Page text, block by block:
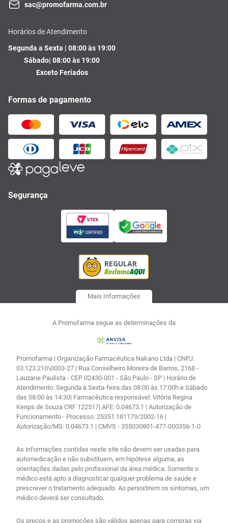
sac@promofarma.com.br
Horários de Atendimento
Segunda a Sexta | 08:00 às 19:00
Sábado| 08:00 às 19:00
Exceto Feriados
Formas de pagamento
Segurança
Mais Informações
A Promofarma segue as determinações da
Promofarma | Organização Farmacêutica Nakano Ltda | CNPJ:
03.123.210\0003-27 | Rua Conselheiro Moreira de Barros, 2168 -
Lauzane Paulista - CEP 02430-001 - São Paulo - SP | Horário de
Atendimento: Segunda à Sexta-feira das 08:00 às 17:00h e Sábado
das 08:00 às 14:30| Farmacêutica responsável: Vitória Regina
Kenps de Souza CRF 122517| AFE: 0.04673.1 | Autorização de
Funcionamento - Processo: 25351.181179/2002-16 |
Autorização/MS: 0.04673.1 | CMVS - 355030801-477-000356-1-0
As informações contidas neste site não devem ser usadas para
automedicação e não substituem, em hipótese alguma, as
orientações dadas pelo profissional da área médica. Somente o
médico está apto a diagnosticar qualquer problema de saúde e
prescrever o tratamento adequado. Ao persistirem os sintomas, um
médico deverá ser consultado.
Os preços e as promoções são válidos apenas para compras via